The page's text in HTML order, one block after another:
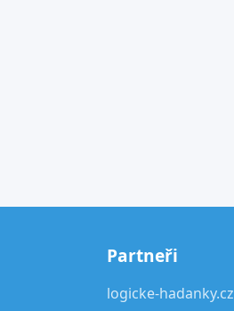
Partneři
logicke-hadanky.cz